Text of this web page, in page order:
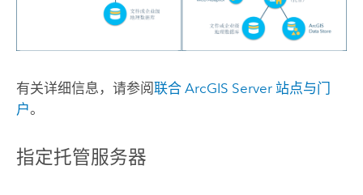
有关详细信息，请参阅联合 ArcGIS Server站点与门
户。
指定托管服务器